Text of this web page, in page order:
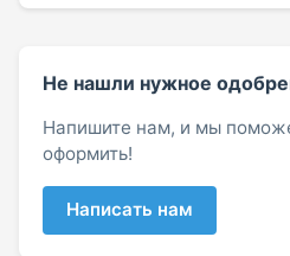
Не нашли нужное
Напишите нам, и мы
оформить!
Написать нам